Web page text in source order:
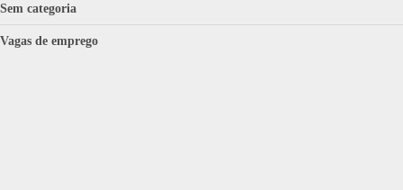
Sem categoria
Vagas de emprego